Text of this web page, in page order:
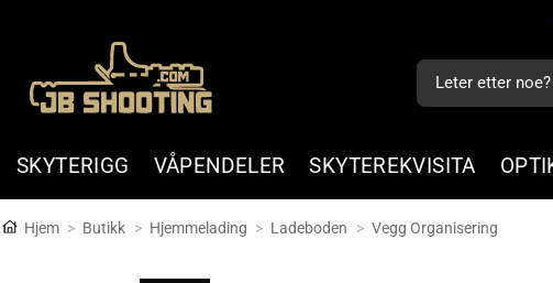
content
Søk
etter:
SKYTERIGG VÅPENDELER SKYTEREKVISITA
Hjem > Butikk > Hjemmelading > Ladeboden > Vegg Organisering